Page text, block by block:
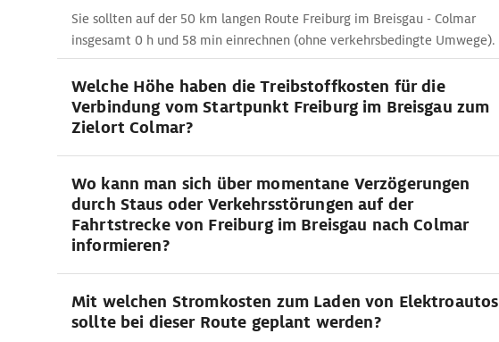
Sie sollten auf der 50 km langen Route Freiburg im Breisgau - Colmar
insgesamt 0 h und 58 min einrechnen (ohne verkehrsbedingte Umwege).
Welche Höhe haben die Treibstoffkosten für die
Verbindung vom Startpunkt Freiburg im Breisgau zum
Zielort Colmar?
Wo kann man sich über momentane Verzögerungen
durch Staus oder Verkehrsstörungen auf der
Fahrtstrecke von Freiburg im Breisgau nach Colmar
informieren?
Mit welchen Stromkosten zum Laden von Elektroautos
sollte bei dieser Route geplant werden?